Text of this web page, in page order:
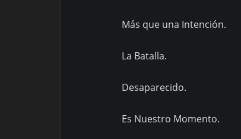
Más que una Intención.
La Batalla.
Desaparecido.
Es Nuestro Momento.